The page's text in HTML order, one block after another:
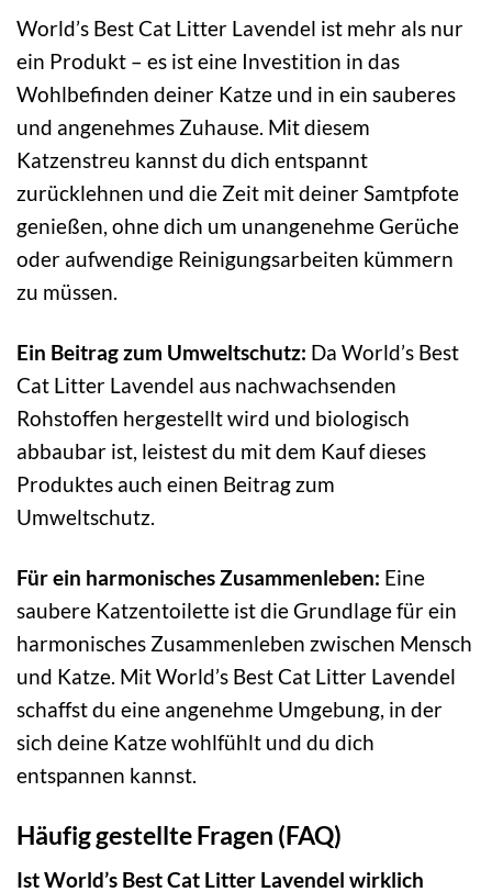
World’s Best Cat Litter Lavendel ist mehr als nur
ein Produkt – es ist eine Investition in das
Wohlbefinden deiner Katze und in ein sauberes
und angenehmes Zuhause. Mit diesem
Katzenstreu kannst du dich entspannt
zurücklehnen und die Zeit mit deiner Samtpfote
genießen, ohne dich um unangenehme Gerüche
oder aufwendige Reinigungsarbeiten kümmern
zu müssen.
Ein Beitrag zum Umweltschutz: Da World’s Best
Cat Litter Lavendel aus nachwachsenden
Rohstoffen hergestellt wird und biologisch
abbaubar ist, leistest du mit dem Kauf dieses
Produktes auch einen Beitrag zum
Umweltschutz.
Für ein harmonisches Zusammenleben: Eine
saubere Katzentoilette ist die Grundlage für ein
harmonisches Zusammenleben zwischen Mensch
und Katze. Mit World’s Best Cat Litter Lavendel
schaffst du eine angenehme Umgebung, in der
sich deine Katze wohlfühlt und du dich
entspannen kannst.
Häufig gestellte Fragen (FAQ)
Ist World’s Best Cat Litter Lavendel wirklich